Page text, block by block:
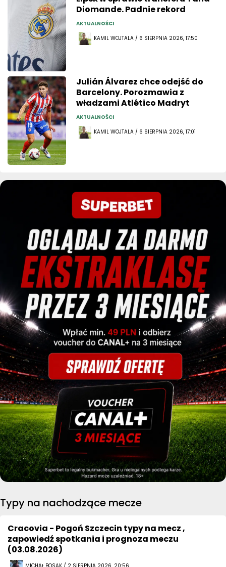
Diomande. Padnie rekord
AKTUALNOŚCI
KAMIL WOJTALA / 6 SIERPNIA 2026, 17:50
Julián Álvarez chce odejść do
Barcelony. Porozmawia z
władzami Atlético Madryt
AKTUALNOŚCI
KAMIL WOJTALA / 6 SIERPNIA 2026, 17:01
Typy na nachodzące mecze
Cracovia - Pogoń Szczecin typy na mecz ,
zapowiedź spotkania i prognoza meczu
(03.08.2026)